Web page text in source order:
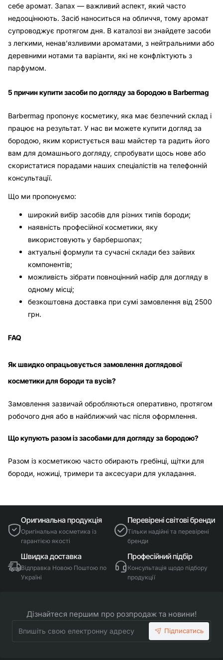
себе аромат. Запах — важливий аспект, який часто
недооцінюють. Засіб наноситься на обличчя, тому аромат
супроводжує протягом дня. В каталозі ви знайдете засоби
з легкими, ненав’язливими ароматами, з нейтральними або
деревними нотами та варіанти, які не конфліктують з
парфумом.
5 причин купити засоби по догляду за бородою в Barbermag
Barbermag пропонує косметику, яка має безпечний склад і
працює на результат. У нас ви можете купити догляд за
бородою, яким користується ваш майстер та радить його
вам для домашнього догляду, спробувати щось нове або
скористатися порадами наших спеціалістів на телефонній
консультації.
Що ми пропонуємо:
широкий вибір засобів для різних типів бороди;
наявність професійної косметики, яку
використовують у барбершопах;
актуальні формули та сучасні склади без зайвих
компонентів;
можливість зібрати повноцінний набір для догляду в
одному місці;
безкоштовна доставка при сумі замовлення від 2500
грн.
FAQ
Як швидко опрацьовується замовлення доглядової
косметики для бороди та вусів?
Замовлення зазвичай обробляються оперативно, протягом
робочого дня або в найближчий час після оформлення.
Що купують разом із засобами для догляду за бородою?
Разом із косметикою часто обирають гребінці, щітки для
бороди, ножиці, тримери та аксесуари для укладання.
Оригинальна продукція
Оригінальна косметика із
гарантією якості
Перевірені світові бренди
Тільки надійні та перевірені
бренди
Швидка доставка
Відправка Новою Поштою по
Україні
Професійний підбір
Консультація щодо підбору
продукції
Дізнайтеся першим про розпродаж та новини!
свою
Підписатись